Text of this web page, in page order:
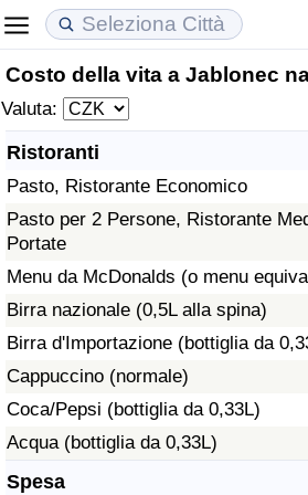
Costo della vita a Jablonec
Valuta:
Ristoranti
Pasto, Ristorante Economico
Pasto per 2 Persone, Ristorante
Portate
Menu da McDonalds (o menu
Birra nazionale (0,5L alla spina)
Birra d'Importazione (bottiglia da
Cappuccino (normale)
Coca/Pepsi (bottiglia da 0,33L)
Acqua (bottiglia da 0,33L)
Spesa
Costo della vita
Indice Del Costo Della Vita
Indice Del Costo Della Vita
Indice del Costo della Vita per
ad Aqaba
Prezzi degli immobili
Indice del Prezzo delle Case
Indice del Prezzo delle Case
Indice del Prezzo delle Case per
Qualità della Vita
Indice della Qualità della Vita
Indice della Qualità della Vita
Indice della qualità della vita per
Criminalità
Indice del Tasso di Criminalità
Indice della Criminalità
Indice di criminalità per paese